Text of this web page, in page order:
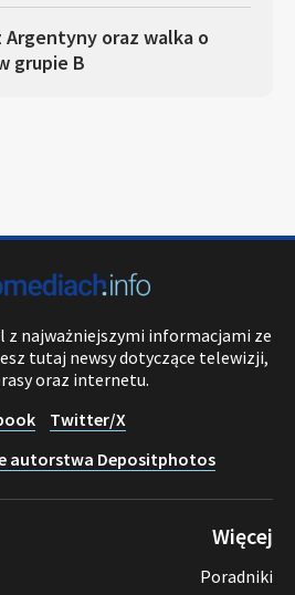
Argentyny oraz walka o
grupie B
najważniejszymi informacjami ze
tutaj newsy dotyczące telewizji,
oraz internetu.
Twitter/X
autorstwa Depositphotos
Więcej
Poradniki